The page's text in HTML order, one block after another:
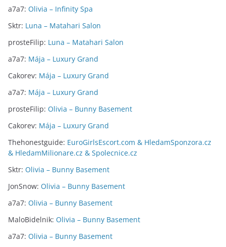
a7a7: Olivia – Infinity Spa
Sktr: Luna – Matahari Salon
prosteFilip: Luna – Matahari Salon
a7a7: Mája – Luxury Grand
Cakorev: Mája – Luxury Grand
a7a7: Mája – Luxury Grand
prosteFilip: Olivia – Bunny Basement
Cakorev: Mája – Luxury Grand
Thehonestguide: EuroGirlsEscort.com & HledamSponzora.cz
& HledamMilionare.cz & Spolecnice.cz
Sktr: Olivia – Bunny Basement
JonSnow: Olivia – Bunny Basement
a7a7: Olivia – Bunny Basement
MaloBidelnik: Olivia – Bunny Basement
a7a7: Olivia – Bunny Basement